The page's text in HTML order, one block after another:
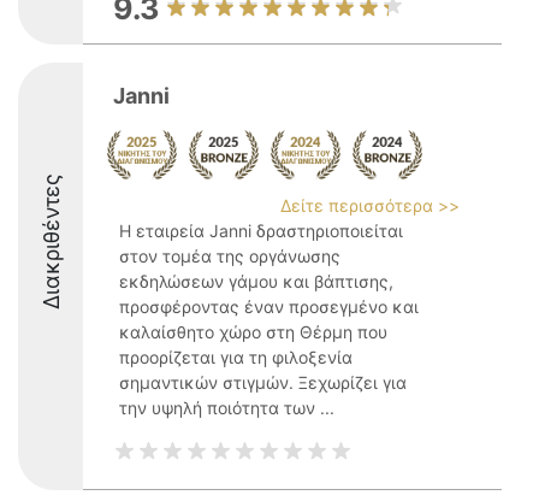
9.3
Διακριθέντες
Janni
Δείτε περισσότερα >>
Η εταιρεία Janni δραστηριοποιείται
στον τομέα της οργάνωσης
εκδηλώσεων γάμου και βάπτισης,
προσφέροντας έναν προσεγμένο και
καλαίσθητο χώρο στη Θέρμη που
προορίζεται για τη φιλοξενία
σημαντικών στιγμών. Ξεχωρίζει για
την υψηλή ποιότητα των ...